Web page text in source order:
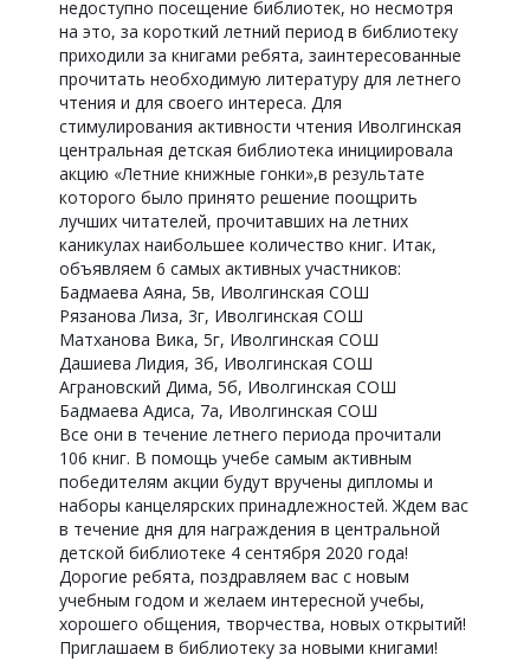
недоступно посещение библиотек, но несмотря
на это, за короткий летний период в библиотеку
приходили за книгами ребята, заинтересованные
прочитать необходимую литературу для летнего
чтения и для своего интереса. Для
стимулирования активности чтения Иволгинская
центральная детская библиотека инициировала
акцию «Летние книжные гонки»,в результате
которого было принято решение поощрить
лучших читателей, прочитавших на летних
каникулах наибольшее количество книг. Итак,
объявляем 6 самых активных участников:
Бадмаева Аяна, 5в, Иволгинская СОШ
Рязанова Лиза, 3г, Иволгинская СОШ
Матханова Вика, 5г, Иволгинская СОШ
Дашиева Лидия, 3б, Иволгинская СОШ
Аграновский Дима, 5б, Иволгинская СОШ
Бадмаева Адиса, 7а, Иволгинская СОШ
Все они в течение летнего периода прочитали
106 книг. В помощь учебе самым активным
победителям акции будут вручены дипломы и
наборы канцелярских принадлежностей. Ждем вас
в течение дня для награждения в центральной
детской библиотеке 4 сентября 2020 года!
Дорогие ребята, поздравляем вас с новым
учебным годом и желаем интересной учебы,
хорошего общения, творчества, новых открытий!
Приглашаем в библиотеку за новыми книгами!